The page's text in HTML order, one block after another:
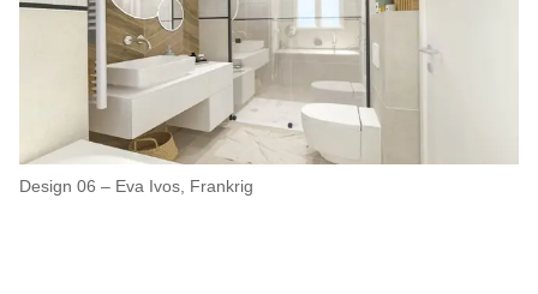
Design 06 – Eva Ivos, Frankrig